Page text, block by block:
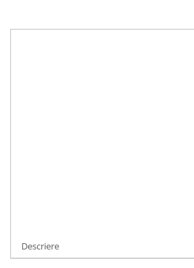
Descriere